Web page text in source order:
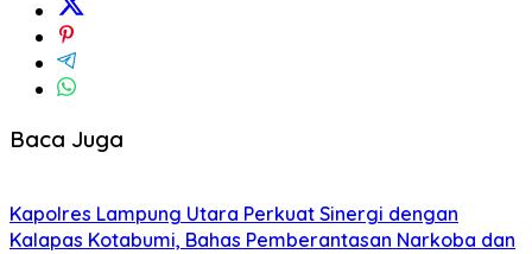
Baca Juga
Kapolres Lampung Utara Perkuat Sinergi dengan
Kalapas Kotabumi, Bahas Pemberantasan Narkoba dan